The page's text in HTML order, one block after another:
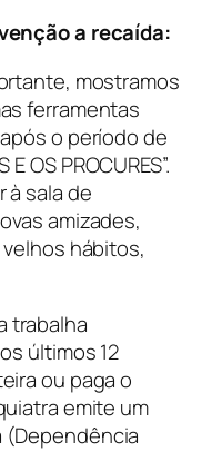
a recaída:
mostramos
ferramentas
o período de
OS PROCURES”.
à sala de
amizades,
velhos hábitos,
trabalha
últimos 12
ou paga o
emite um
(Dependência